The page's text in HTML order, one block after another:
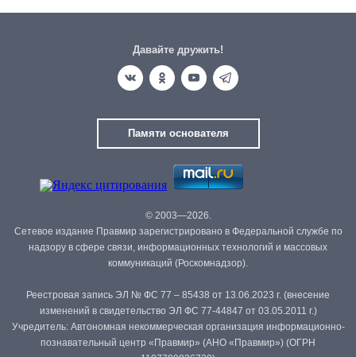
Давайте дружить!
Памяти основателя
© 2003—2026.
Сетевое издание Правмир зарегистрировано в Федеральной службе по
надзору в сфере связи, информационных технологий и массовых
коммуникаций (Роскомнадзор).
Реестровая запись ЭЛ № ФС 77 – 85438 от 13.06.2023 г. (внесение
изменений в свидетельство ЭЛ ФС 77-44847 от 03.05.2011 г.)
Учредитель: Автономная некоммерческая организация информационно-
познавательный центр «Правмир» (АНО «Правмир») (ОГРН